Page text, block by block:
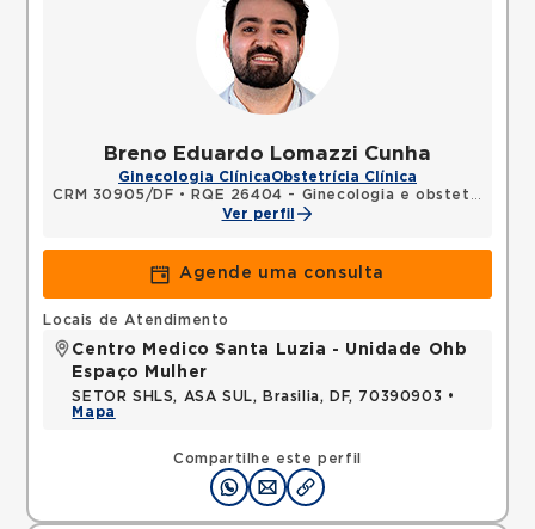
Breno Eduardo Lomazzi Cunha
Ginecologia ClínicaObstetrícia Clínica
CRM 30905/DF •
RQE 26404 - Ginecologia e obstetrícia
Ver perfil
Agende uma consulta
Compartilhe este perfil
Locais de Atendimento
Centro Medico Santa Luzia - Unidade Ohb
Espaço Mulher
SETOR SHLS, ASA SUL, Brasilia, DF, 70390903 •
Mapa